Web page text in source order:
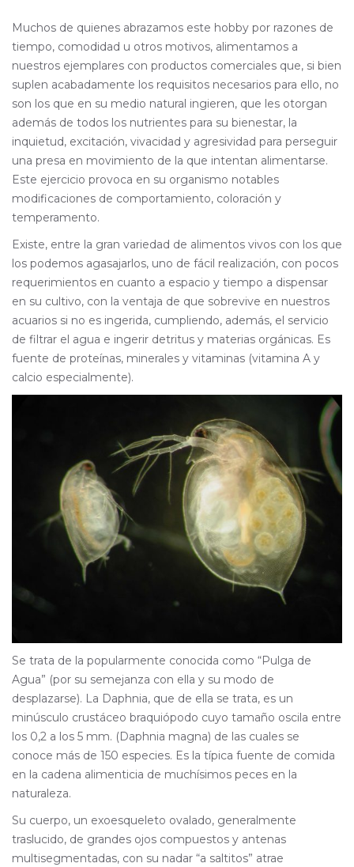
Muchos de quienes abrazamos este hobby por razones de
tiempo, comodidad u otros motivos, alimentamos a
nuestros ejemplares con productos comerciales que, si bien
suplen acabadamente los requisitos necesarios para ello, no
son los que en su medio natural ingieren, que les otorgan
además de todos los nutrientes para su bienestar, la
inquietud, excitación, vivacidad y agresividad para perseguir
una presa en movimiento de la que intentan alimentarse.
Este ejercicio provoca en su organismo notables
modificaciones de comportamiento, coloración y
temperamento.
Existe, entre la gran variedad de alimentos vivos con los que
los podemos agasajarlos, uno de fácil realización, con pocos
requerimientos en cuanto a espacio y tiempo a dispensar
en su cultivo, con la ventaja de que sobrevive en nuestros
acuarios si no es ingerida, cumpliendo, además, el servicio
de filtrar el agua e ingerir detritus y materias orgánicas. Es
fuente de proteínas, minerales y vitaminas (vitamina A y
calcio especialmente).
Se trata de la popularmente conocida como “Pulga de
Agua” (por su semejanza con ella y su modo de
desplazarse). La Daphnia, que de ella se trata, es un
minúsculo crustáceo braquiópodo cuyo tamaño oscila entre
los 0,2 a los 5 mm. (Daphnia magna) de las cuales se
conoce más de 150 especies. Es la típica fuente de comida
en la cadena alimenticia de muchísimos peces en la
naturaleza.
Su cuerpo, un exoesqueleto ovalado, generalmente
traslucido, de grandes ojos compuestos y antenas
multisegmentadas, con su nadar “a saltitos” atrae